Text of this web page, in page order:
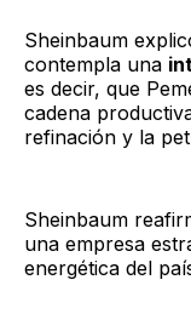
Sheinbaum
contempla una
es decir, que
cadena
refinación y la
Sheinbaum
una empresa
energética del